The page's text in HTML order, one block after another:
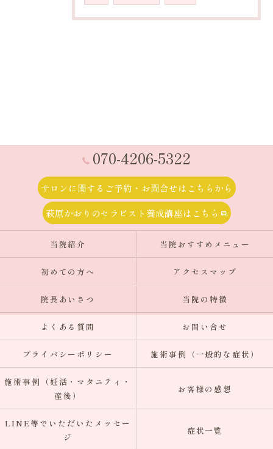
070-4206-5322
サロンに関するご予約・お問合せはこちらから
萩原かおりのセラピスト養成講座はこちら
当院紹介 当院おすすめメニュー
初めての方へ アクセスマップ
院長あいさつ 当院の特徴
よくある質問 お問い合せ
プライバシーポリシー 施術事例（一般的な症状）
施術事例（妊活・マタニティ・
産後）
お客様の感想
LINE等でいただいたメッセー
ジ
症状一覧